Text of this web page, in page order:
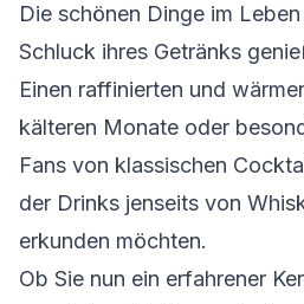
Die schönen Dinge im
Schluck ihres Getränks
Einen raffinierten und
kälteren Monate oder
Fans von klassischen
der Drinks jenseits von
erkunden möchten.
Ob Sie nun ein erfahrener